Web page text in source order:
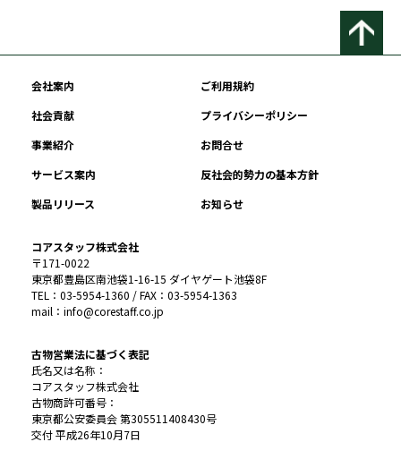
会社案内
ご利用規約
社会貢献
プライバシーポリシー
事業紹介
お問合せ
サービス案内
反社会的勢力の基本方針
製品リリース
お知らせ
コアスタッフ株式会社
〒171-0022
東京都豊島区南池袋1-16-15 ダイヤゲート池袋8F
TEL：03-5954-1360 / FAX：03-5954-1363
mail：info@corestaff.co.jp
古物営業法に基づく表記
氏名又は名称：
コアスタッフ株式会社
古物商許可番号：
東京都公安委員会 第305511408430号
交付 平成26年10月7日